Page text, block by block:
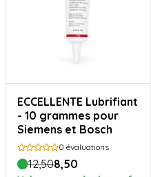
ECCELLENTE Lubrifiant
- 10 grammes pour
Siemens et Bosch
0 évaluations
12,508,50